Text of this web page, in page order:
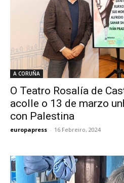
A CORUÑA
O Teatro Rosalía de
acolle o 13 de marzo
con Palestina
europapress - 16 Febreiro, 2024